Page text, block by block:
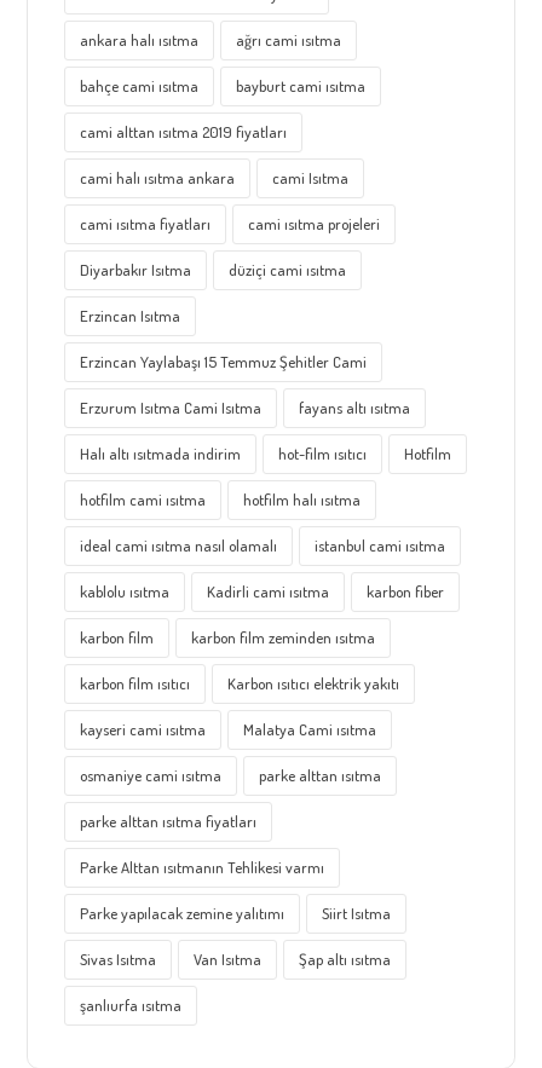
ankara halı ısıtma ağrı cami ısıtma
bahçe cami ısıtma bayburt cami ısıtma
cami alttan ısıtma 2019 fiyatları
cami halı ısıtma ankara cami Isıtma
cami ısıtma fiyatları cami ısıtma projeleri
Diyarbakır Isıtma düziçi cami ısıtma
Erzincan Isıtma
Erzincan Yaylabaşı 15 Temmuz Şehitler Cami
Erzurum Isıtma Cami Isıtma fayans altı ısıtma
Halı altı ısıtmada indirim hot-film ısıtıcı Hotfilm
hotfilm cami ısıtma hotfilm halı ısıtma
ideal cami ısıtma nasıl olamalı istanbul cami ısıtma
kablolu ısıtma Kadirli cami ısıtma karbon fiber
karbon film karbon film zeminden ısıtma
karbon film ısıtıcı Karbon ısıtıcı elektrik yakıtı
kayseri cami ısıtma Malatya Cami ısıtma
osmaniye cami ısıtma parke alttan ısıtma
parke alttan ısıtma fiyatları
Parke Alttan ısıtmanın Tehlikesi varmı
Parke yapılacak zemine yalıtımı Siirt Isıtma
Sivas Isıtma Van Isıtma Şap altı ısıtma
şanlıurfa ısıtma